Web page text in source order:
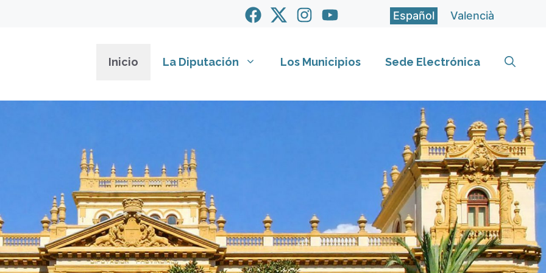
Español Valencià
Inicio La Diputación Los Municipios Sede Electrónica